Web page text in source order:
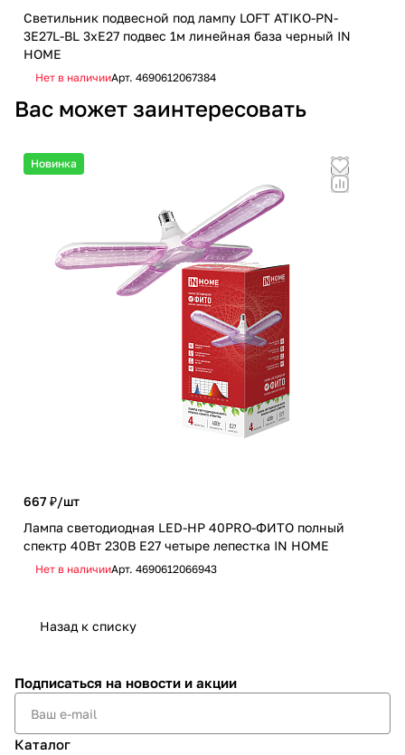
Светильник подвесной под лампу LOFT ATIKO-PN-
3E27L-BL 3хЕ27 подвес 1м линейная база черный IN
HOME
Нет в наличииАрт. 4690612067384
Вас может заинтересовать
Новинка
667 ₽/шт
Лампа светодиодная LED-HP 40PRO-ФИТО полный
спектр 40Вт 230В Е27 четыре лепестка IN HOME
Нет в наличииАрт. 4690612066943
Назад к списку
Подписаться на новости и акции
Каталог